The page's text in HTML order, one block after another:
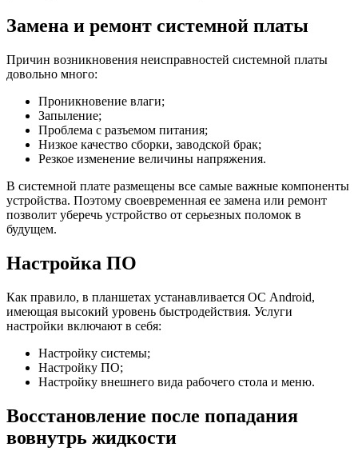
Замена и ремонт системной платы
Причин возникновения неисправностей системной платы
довольно много:
Проникновение влаги;
Запыление;
Проблема с разъемом питания;
Низкое качество сборки, заводской брак;
Резкое изменение величины напряжения.
В системной плате размещены все самые важные компоненты
устройства. Поэтому своевременная ее замена или ремонт
позволит уберечь устройство от серьезных поломок в
будущем.
Настройка ПО
Как правило, в планшетах устанавливается ОС Android,
имеющая высокий уровень быстродействия. Услуги
настройки включают в себя:
Настройку системы;
Настройку ПО;
Настройку внешнего вида рабочего стола и меню.
Восстановление после попадания
вовнутрь жидкости